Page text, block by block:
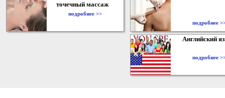
точечный массаж
подробнее >>
подробнее
Английский
подробнее